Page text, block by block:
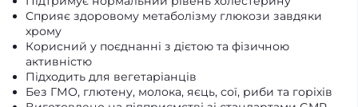
Сприяє здоровому метаболізму глюкози завдяки
хрому
Корисний у поєднанні з дієтою та фізичною
активністю
Підходить для вегетаріанців
Без ГМО, глютену, молока, яєць, сої, риби та горіхів